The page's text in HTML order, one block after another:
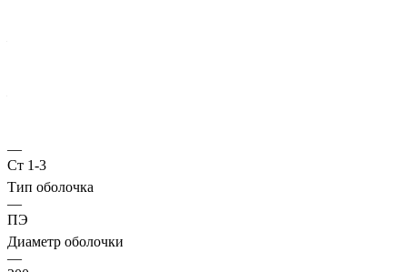
—
Ст 1-3
Тип оболочка
—
ПЭ
Диаметр оболочки
—